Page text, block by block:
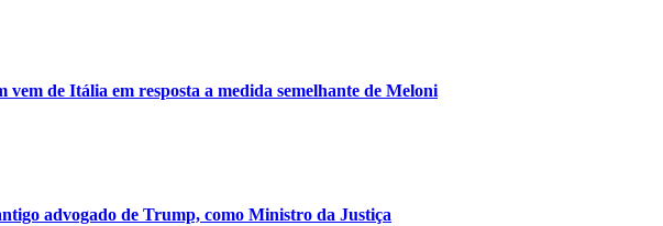
vem de Itália em resposta a medida semelhante de Meloni
advogado de Trump, como Ministro da Justiça